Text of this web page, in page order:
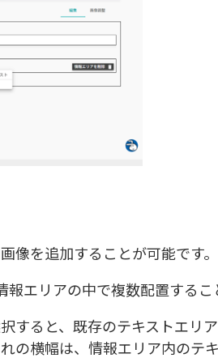
像を追加することが可能です。
エリアの中で複数配置するこ
すると、既存のテキストエリ
横幅は、情報エリア内のテ